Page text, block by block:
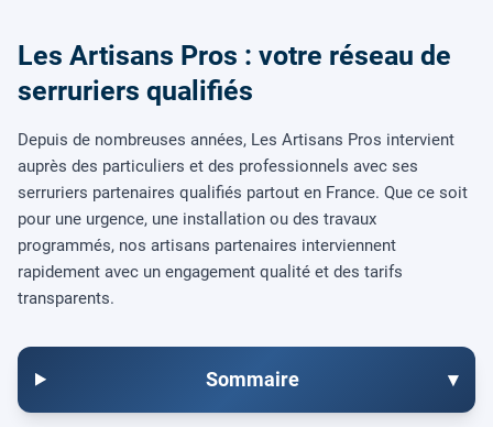
Les Artisans Pros : votre réseau de
serruriers qualifiés
Depuis de nombreuses années, Les Artisans Pros intervient
auprès des particuliers et des professionnels avec ses
serruriers partenaires qualifiés partout en France. Que ce soit
pour une urgence, une installation ou des travaux
programmés, nos artisans partenaires interviennent
rapidement avec un engagement qualité et des tarifs
transparents.
Sommaire ▾